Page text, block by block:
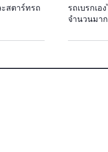
สตาร์ทรถ
รถเบรกเ
จำนวนมา